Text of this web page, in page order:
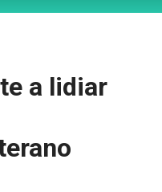
a lidiar